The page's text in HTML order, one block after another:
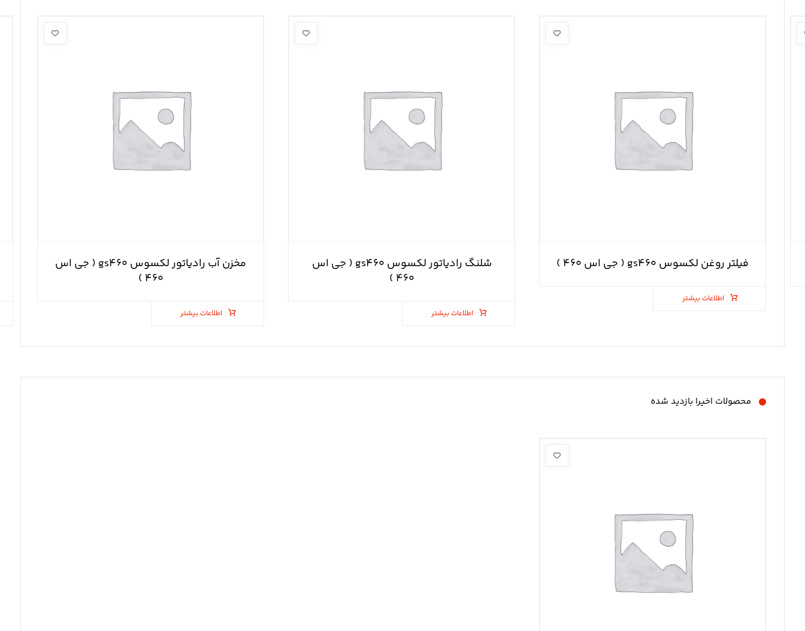
فیلتر روغن لکسوس gs۴۶۰ ( جی اس ۴۶۰ )
اطلاعات بیشتر
شلنگ رادیاتور لکسوس gs۴۶۰ ( جی اس
۴۶۰ )
اطلاعات بیشتر
مخزن آب رادیاتور لکسوس gs۴۶۰ ( جی اس
۴۶۰ )
اطلاعات بیشتر
محصولات اخیرا بازدید شده